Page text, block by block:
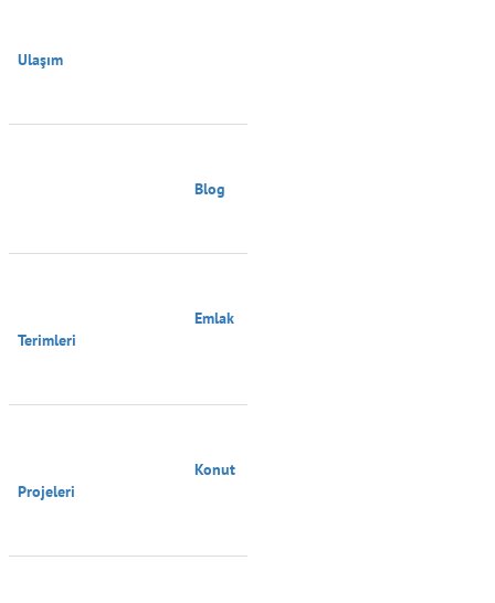
Ulaşım
Terimleri
Projeleri